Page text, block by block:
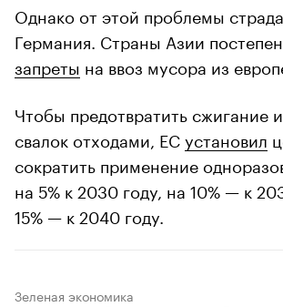
Однако от этой проблемы
Германия. Страны Азии
запреты на ввоз мусора из
Чтобы предотвратить сжигание
свалок отходами, ЕСустановил
сократить применение
на 5% к 2030 году, на 10% — к
15% — к 2040 году.
Зеленая экономика